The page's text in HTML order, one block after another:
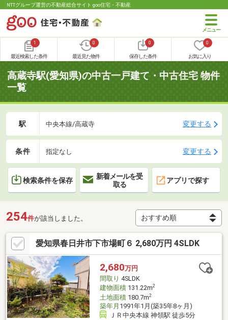
NTTグループ運営の不動産総合サイト goo住宅・不動産
1
最近検索した条件
0
最近見た物件
0
保存した条件
0
お気に入り
高蔵寺駅(愛知県)の中古一戸建て・中古住宅 物件
一覧
駅 中央本線/高蔵寺 変更する
条件 指定なし 変更する
検索条件を保存
新着メールを受
取る
アプリで探す
254件が該当しました。
愛知県春日井市下市場町６ 2,680万円 4SLDK
2,680万円
間取り 4SLDK
建物面積131.22m2
土地面積180.7m2
築年月 1991年1月(築35年8ヶ月)
ＪＲ中央本線 神領駅 徒歩5分